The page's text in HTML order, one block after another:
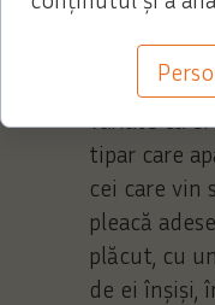
Reacțiile
variate ca
tipar care
cei care vin
pleacă
plăcut, cu
de ei înșiși,